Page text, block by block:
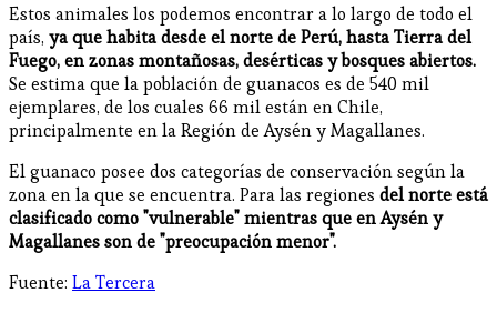
Estos animales los podemos encontrar a lo largo de todo el
país, ya que habita desde el norte de Perú, hasta Tierra del
Fuego, en zonas montañosas, desérticas y bosques abiertos.
Se estima que la población de guanacos es de 540 mil
ejemplares, de los cuales 66 mil están en Chile,
principalmente en la Región de Aysén y Magallanes.
El guanaco posee dos categorías de conservación según la
zona en la que se encuentra. Para las regiones del norte está
clasificado como "vulnerable" mientras que en Aysén y
Magallanes son de "preocupación menor".
Fuente: La Tercera